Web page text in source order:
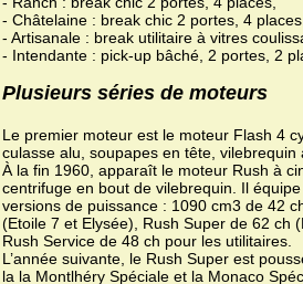
- Châtelaine : break chic 2 portes, 4
- Artisanale : break utilitaire à vitres
- Intendante : pick-up bâché, 2 portes, 2
Plusieurs séries de moteurs
Le premier moteur est le moteur Flash 4
culasse alu, soupapes en tête,
À la fin 1960, apparaît le moteur Rush à
centrifuge en bout de vilebrequin. Il
versions de puissance : 1090 cm3 de 42
(Etoile 7 et Elysée), Rush Super de 62 ch
Rush Service de 48 ch pour les utilitaires.
L’année suivante, le Rush Super est
la la Montlhéry Spéciale et la Monaco